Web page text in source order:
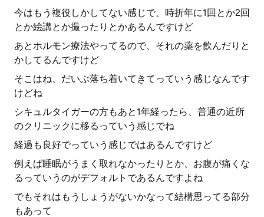
今はもう複役しかしてない感じで、時折年に1回とか2回
とか絵講とか撮ったりとかあるんですけど
あとホルモン療法やってるので、それの薬を飲んだりと
かしてるんですけど
そこはね、だいぶ落ち着いてきてっていう感じなんです
けどね
シキュルタイガーの方もあと1年経ったら、普通の近所
のクリニックに移るっていう感じでね
経過も良好でっていう感じではあるんですけど
例えば睡眠がうまく取れなかったりとか、お腹が痛くな
るっていうのがデフォルトであるんですよね
でもそれはもうしょうがないかなって結構思ってる部分
もあって